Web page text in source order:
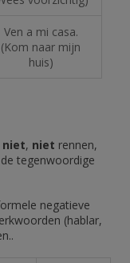
Ven a mi casa.
(Kom naar mijn
huis)
niet, niet rennen,
tegenwoordige
negatieve
(hablar,